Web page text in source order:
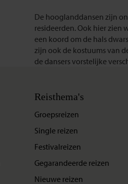
De hooglanddansen zijn
resideerden. Ook hier zien
een koord om de hals
zijn ook de kostuums van
de dansers vorstelijke
Reisthema's
Groepsreizen
Single reizen
Festivalreizen
Gegarandeerde reizen
Nieuwe reizen